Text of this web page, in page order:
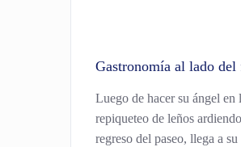
Gastronomía al lado
Luego de hacer su ángel
repiqueteo de leños
regreso del paseo, llega a